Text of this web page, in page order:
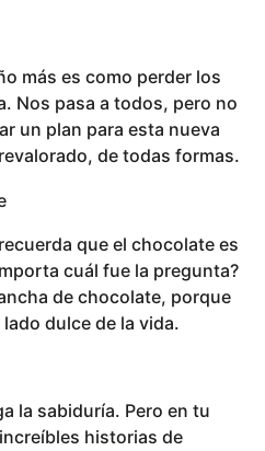
más es como perder los
Nos pasa a todos, pero no
un plan para esta nueva
de todas formas.
que el chocolate es
cuál fue la pregunta?
de chocolate, porque
dulce de la vida.
la sabiduría. Pero en tu
historias de